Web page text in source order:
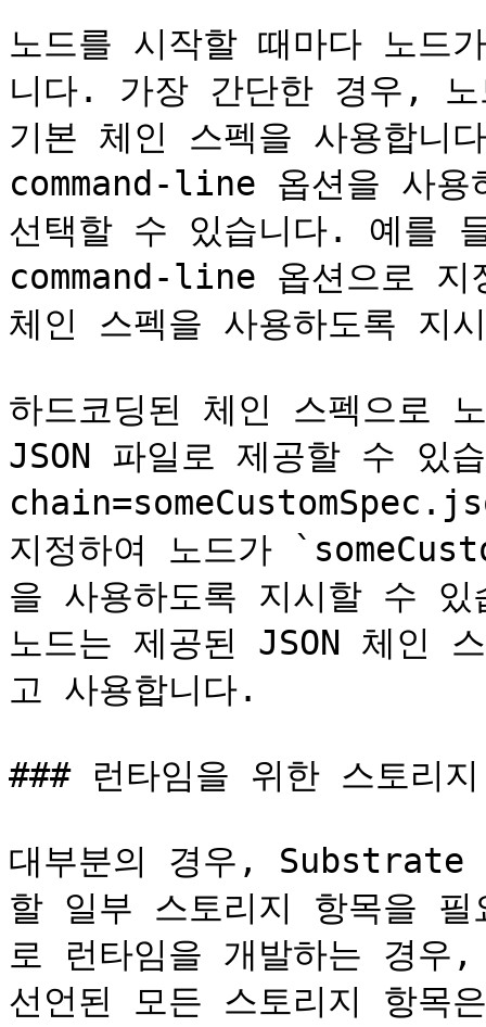
노드를 시작할 때마다 노드
니다. 가장 간단한 경우, 노
기본 체인 스펙을 사용합
command-line 옵션을 사용
선택할 수 있습니다. 예
command-line 옵션으로
체인 스펙을 사용하도록 지
하드코딩된 체인 스펙으로
JSON 파일로 제공할 수
지정하여 노드가
을 사용하도록 지시할 수
노드는 제공된 JSON 체
고 사용합니다.
### 런타임을 위한 스토리
대부분의 경우, Substrate
할 일부 스토리지 항목을
로 런타임을 개발하는 경
선언된 모든 스토리지 항목